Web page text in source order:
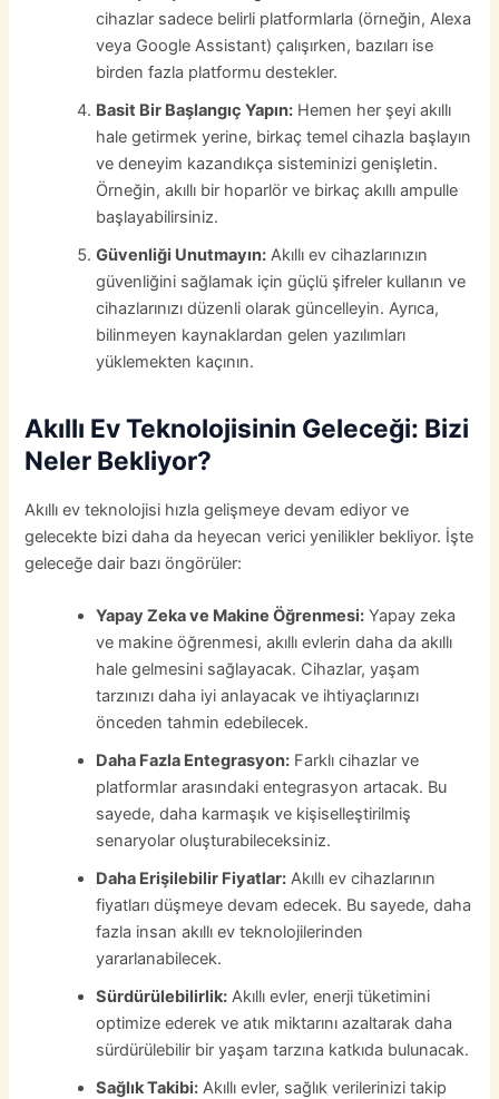
cihazlar sadece belirli platformlarla (örneğin, Alexa
veya Google Assistant) çalışırken, bazıları ise
birden fazla platformu destekler.
Basit Bir Başlangıç Yapın: Hemen her şeyi akıllı
hale getirmek yerine, birkaç temel cihazla başlayın
ve deneyim kazandıkça sisteminizi genişletin.
Örneğin, akıllı bir hoparlör ve birkaç akıllı ampulle
başlayabilirsiniz.
Güvenliği Unutmayın: Akıllı ev cihazlarınızın
güvenliğini sağlamak için güçlü şifreler kullanın ve
cihazlarınızı düzenli olarak güncelleyin. Ayrıca,
bilinmeyen kaynaklardan gelen yazılımları
yüklemekten kaçının.
Akıllı Ev Teknolojisinin Geleceği: Bizi
Neler Bekliyor?
Akıllı ev teknolojisi hızla gelişmeye devam ediyor ve
gelecekte bizi daha da heyecan verici yenilikler bekliyor. İşte
geleceğe dair bazı öngörüler:
Yapay Zeka ve Makine Öğrenmesi: Yapay zeka
ve makine öğrenmesi, akıllı evlerin daha da akıllı
hale gelmesini sağlayacak. Cihazlar, yaşam
tarzınızı daha iyi anlayacak ve ihtiyaçlarınızı
önceden tahmin edebilecek.
Daha Fazla Entegrasyon: Farklı cihazlar ve
platformlar arasındaki entegrasyon artacak. Bu
sayede, daha karmaşık ve kişiselleştirilmiş
senaryolar oluşturabileceksiniz.
Daha Erişilebilir Fiyatlar: Akıllı ev cihazlarının
fiyatları düşmeye devam edecek. Bu sayede, daha
fazla insan akıllı ev teknolojilerinden
yararlanabilecek.
Sürdürülebilirlik: Akıllı evler, enerji tüketimini
optimize ederek ve atık miktarını azaltarak daha
sürdürülebilir bir yaşam tarzına katkıda bulunacak.
Sağlık Takibi: Akıllı evler, sağlık verilerinizi takip